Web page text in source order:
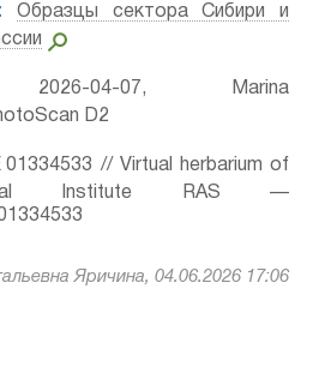
Образцы сектора Сибири и
04-07, Marina
D2
01334533 // Virtual herbarium of
Institute RAS —
Яричина, 04.06.2026 17:06